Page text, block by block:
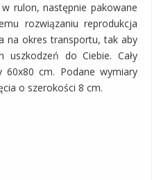
rulon, następnie pakowane
rozwiązaniu reprodukcja
na okres transportu, tak aby
uszkodzeń do Ciebie. Cały
60x80 cm. Podane wymiary
o szerokości 8 cm.